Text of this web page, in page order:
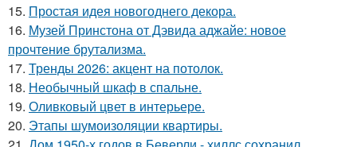
15. Простая идея новогоднего декора.
16. Музей Принстона от Дэвида аджайе: новое
прочтение брутализма.
17. Тренды 2026: акцент на потолок.
18. Необычный шкаф в спальне.
19. Оливковый цвет в интерьере.
20. Этапы шумоизоляции квартиры.